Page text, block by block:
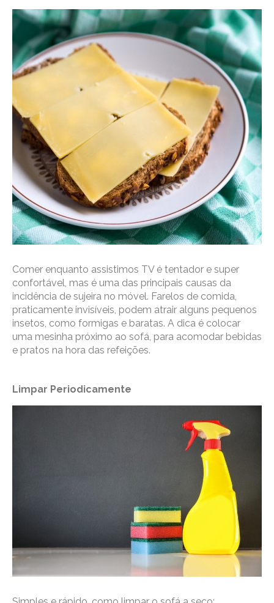
Comer enquanto assistimos TV é tentador e super
confortável, mas é uma das principais causas da
incidência de sujeira no móvel. Farelos de comida,
praticamente invisíveis, podem atrair alguns pequenos
insetos, como formigas e baratas. A dica é colocar
uma mesinha próximo ao sofá, para acomodar bebidas
e pratos na hora das refeições.
Limpar Periodicamente